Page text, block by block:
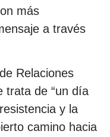
más
a través
Relaciones
trata de “un día
y la
camino hacia